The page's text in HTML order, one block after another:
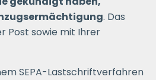
. Das
Post sowie mit Ihrer
SEPA-Lastschriftverfahren